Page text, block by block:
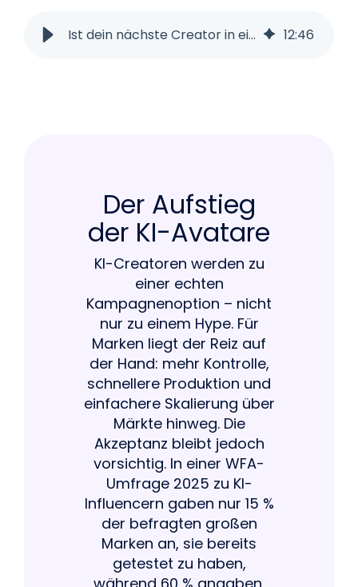
Ist dein nächste Creator in einer Kampagne vielleicht kein Mensch? 12:46
Der Aufstieg
der KI-Avatare
KI-Creatoren werden zu
einer echten
Kampagnenoption – nicht
nur zu einem Hype. Für
Marken liegt der Reiz auf
der Hand: mehr Kontrolle,
schnellere Produktion und
einfachere Skalierung über
Märkte hinweg. Die
Akzeptanz bleibt jedoch
vorsichtig. In einer WFA-
Umfrage 2025 zu KI-
Influencern gaben nur 15 %
der befragten großen
Marken an, sie bereits
getestet zu haben,